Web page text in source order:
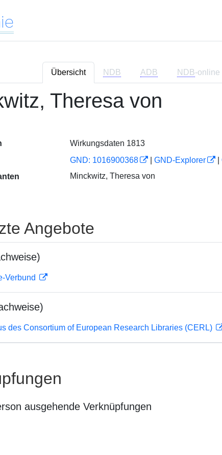
Übersicht NDB ADB NDB-online
Theresa von
Wirkungsdaten 1813
GND: 1016900368 GND-Explorer
Minckwitz, Theresa von
Angebote
Verbund
des Consortium of European Research Libraries (CERL)
ausgehende Verknüpfungen